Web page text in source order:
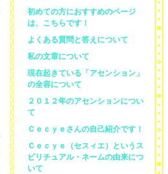
初めての方におすすめのページ
は、こちらです！
よくある質問と答えについて
私の文章について
現在起きている「アセンション」
の全容について
２０１２年のアセンションについ
て
Ｃｅｃｙｅさんの自己紹介です！
Ｃｅｃｙｅ（セスィエ）というス
ピリチュアル・ネームの由来につ
いて